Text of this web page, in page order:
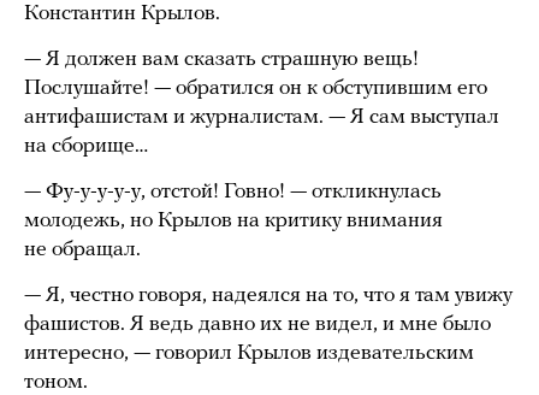
Константин Крылов.
— Я должен вам сказать страшную вещь!
Послушайте! — обратился он к обступившим его
антифашистам и журналистам. — Я сам выступал
на сборище…
— Фу-у-у-у-у, отстой! Говно! — откликнулась
молодежь, но Крылов на критику внимания
не обращал.
— Я, честно говоря, надеялся на то, что я там увижу
фашистов. Я ведь давно их не видел, и мне было
интересно, — говорил Крылов издевательским
тоном.